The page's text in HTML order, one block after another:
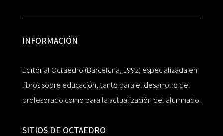
INFORMACIÓN
Editorial Octaedro (Barcelona, 1992) especializada en
libros sobre educación, tanto para el desarrollo del
profesorado como para la actualización del alumnado.
SITIOS DE OCTAEDRO